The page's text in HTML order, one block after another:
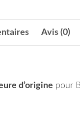
Avis (0)
d’origine pour